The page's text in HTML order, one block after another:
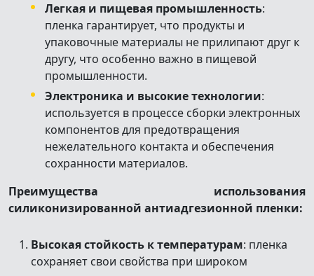
Легкая и пищевая промышленность:
пленка гарантирует, что продукты и
упаковочные материалы не прилипают друг к
другу, что особенно важно в пищевой
промышленности.
Электроника и высокие технологии:
используется в процессе сборки электронных
компонентов для предотвращения
нежелательного контакта и обеспечения
сохранности материалов.
Преимущества использования
силиконизированной антиадгезионной пленки:
Высокая стойкость к температурам: пленка
сохраняет свои свойства при широком